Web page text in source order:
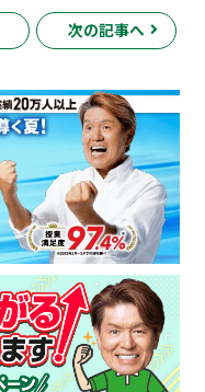
次の記事へ